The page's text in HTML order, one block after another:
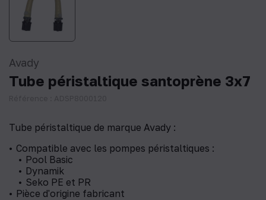
Avady
Tube péristaltique santoprène 3x7
Tube péristaltique de marque Avady :
Compatible avec les pompes péristaltiques :
Pool Basic
Dynamik
Seko PE et PR
Pièce d'origine fabricant